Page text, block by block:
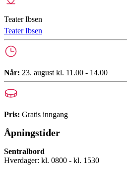
Teater Ibsen
Teater Ibsen
Når: 23. august kl. 11.00 - 14.00
Pris: Gratis inngang
Åpningstider
Sentralbord
Hverdager: kl. 0800 - kl. 1530